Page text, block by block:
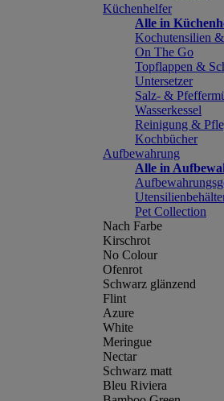
Küchenhelfer
Alle in
Kochutensilien
On The Go
Topflappen &
Untersetzer
Salz- &
Wasserkessel
Reinigung &
Kochbücher
Aufbewahrung
Alle in
Pet Collection
Nach Farbe
Kirschrot
No Colour
Ofenrot
Schwarz glänzend
Flint
Azure
White
Meringue
Nectar
Schwarz matt
Bleu Riviera